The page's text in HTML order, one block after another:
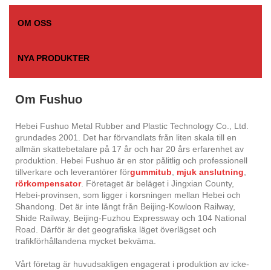
OM OSS
NYA PRODUKTER
Om Fushuo
Hebei Fushuo Metal Rubber and Plastic Technology Co., Ltd.
grundades 2001. Det har förvandlats från liten skala till en
allmän skattebetalare på 17 år och har 20 års erfarenhet av
produktion. Hebei Fushuo är en stor pålitlig och professionell
tillverkare och leverantörer förgummitub, mjuk anslutning,
rörkompensator. Företaget är beläget i Jingxian County,
Hebei-provinsen, som ligger i korsningen mellan Hebei och
Shandong. Det är inte långt från Beijing-Kowloon Railway,
Shide Railway, Beijing-Fuzhou Expressway och 104 National
Road. Därför är det geografiska läget överlägset och
trafikförhållandena mycket bekväma.
Vårt företag är huvudsakligen engagerat i produktion av icke-